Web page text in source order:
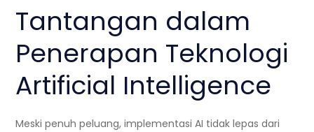
Tantangan dalam
Penerapan Teknologi
Artificial Intelligence
Meski penuh peluang, implementasi AI tidak lepas dari